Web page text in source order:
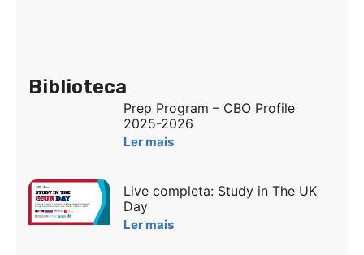
Biblioteca
Prep Program – CBO Profile
2025-2026
Ler mais
Live completa: Study in The UK
Day
Ler mais